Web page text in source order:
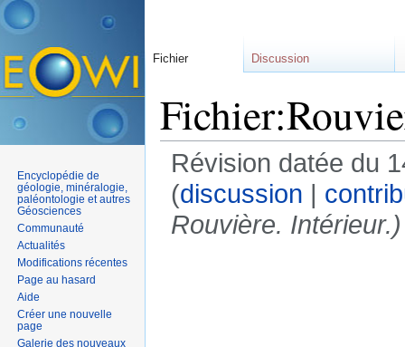
Révision datée du
(discussion |
Rouvière. Intérieur.)
Fichier Discussion
Encyclopédie de
géologie, minéralogie,
paléontologie et autres
Géosciences
Communauté
Actualités
Modifications récentes
Page au hasard
Aide
Créer une nouvelle
page
Galerie des nouveaux